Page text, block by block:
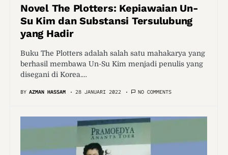
Novel The Plotters: Kepiawaian Un-
Su Kim dan Substansi Tersulubung
yang Hadir
Buku The Plotters adalah salah satu mahakarya yang
berhasil membawa Un-Su Kim menjadi penulis yang
disegani di Korea.…
BY AZMAN HASSAM 28 JANUARI 2022 NO COMMENTS